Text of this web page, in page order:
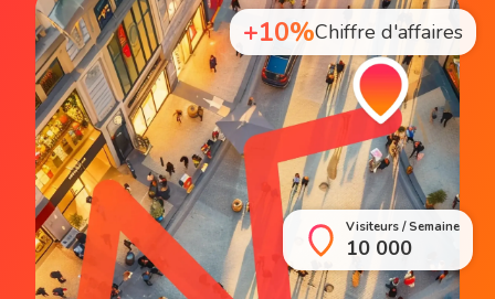
Visiteurs / Semaine
10 000
+10%Chiffre d'affaires